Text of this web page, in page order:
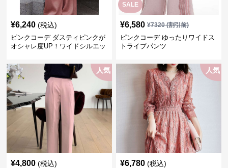
¥6,240 (税込)
ピンクコーデ ダスティピンクが
オシャレ度UP！ワイドシルエッ
SALE
¥6,580 ¥7320(割引前)
ピンクコーデ ゆったりワイドス
トライプパンツ
人気
¥4,800 (税込)
人気
¥6,780 (税込)